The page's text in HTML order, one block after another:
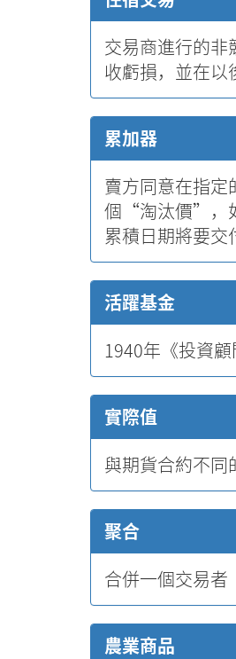
交易商進行的
收虧損，並在以
累加器
賣方同意在指定
個“淘汰價”，
累積日期將要交
活躍基金
1940年《投資
實際值
與期貨合約不同
聚合
合併一個交易者
農業商品